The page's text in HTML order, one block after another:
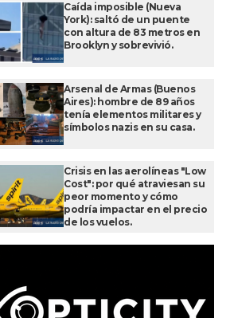
Caída imposible (Nueva
York): saltó de un puente
con altura de 83 metros en
Brooklyn y sobrevivió.
Arsenal de Armas (Buenos
Aires): hombre de 89 años
tenía elementos militares y
símbolos nazis en su casa.
Crisis en las aerolíneas "Low
Cost": por qué atraviesan su
peor momento y cómo
podría impactar en el precio
de los vuelos.